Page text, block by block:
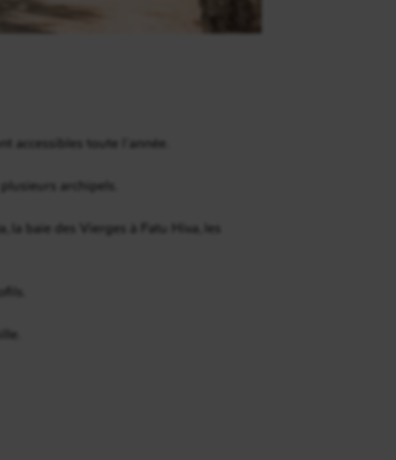
accessibles toute l’année.
archipels.
baie des Vierges à Fatu Hiva, les